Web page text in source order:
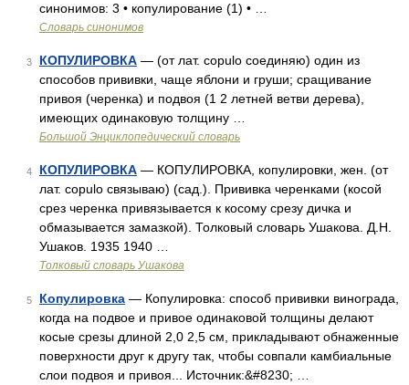
синонимов: 3 • копулирование (1) • …
Словарь синонимов
3 КОПУЛИРОВКА — (от лат. copulo соединяю) один из
способов прививки, чаще яблони и груши; сращивание
привоя (черенка) и подвоя (1 2 летней ветви дерева),
имеющих одинаковую толщину …
Большой Энциклопедический словарь
4 КОПУЛИРОВКА — КОПУЛИРОВКА, копулировки, жен. (от
лат. copulo связываю) (сад.). Прививка черенками (косой
срез черенка привязывается к косому срезу дичка и
обмазывается замазкой). Толковый словарь Ушакова. Д.Н.
Ушаков. 1935 1940 …
Толковый словарь Ушакова
5 Копулировка — Копулировка: способ прививки винограда,
когда на подвое и привое одинаковой толщины делают
косые срезы длиной 2,0 2,5 см, прикладывают обнаженные
поверхности друг к другу так, чтобы совпали камбиальные
слои подвоя и привоя... Источник:&#8230; …